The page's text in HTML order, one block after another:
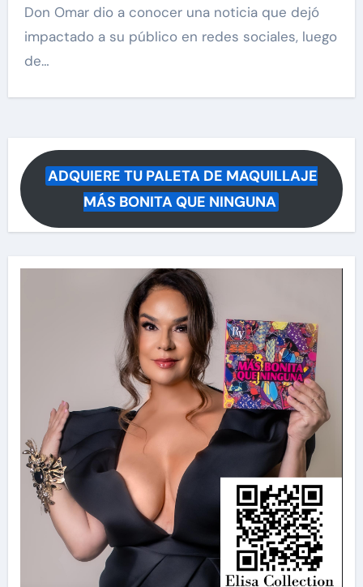
Don Omar dio a conocer una noticia que dejó
impactado a su público en redes sociales, luego
de…
ADQUIERE TU PALETA DE MAQUILLAJE
MÁS BONITA QUE NINGUNA